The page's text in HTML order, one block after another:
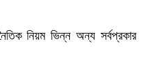
নিয়ম ভিন্ন অন্য সর্বপ্রকার